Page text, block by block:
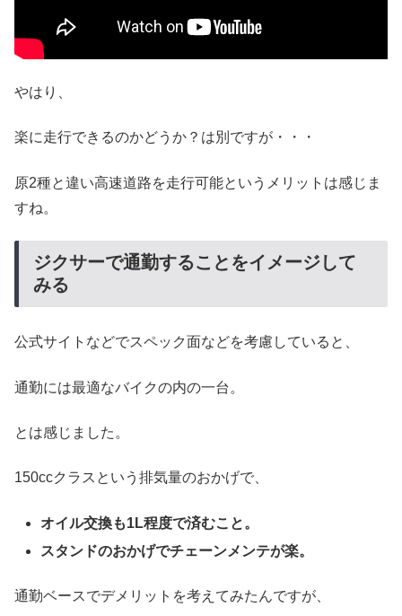
やはり、
楽に走行できるのかどうか？は別ですが・・・
原2種と違い高速道路を走行可能というメリットは感じま
すね。
ジクサーで通勤することをイメージして
みる
公式サイトなどでスペック面などを考慮していると、
通勤には最適なバイクの内の一台。
とは感じました。
150ccクラスという排気量のおかげで、
オイル交換も1L程度で済むこと。
スタンドのおかげでチェーンメンテが楽。
通勤ベースでデメリットを考えてみたんですが、